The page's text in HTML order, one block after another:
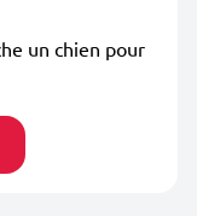
un chien pour